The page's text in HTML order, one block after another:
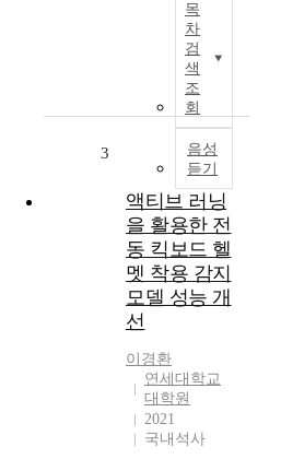
목
차
검
색
조
회
음성
듣기
소
3
액티브 러닝
을 활용한 전
동 킥보드 헬
멧 착용 감지
모델 성능 개
선
이경환
연세대학교
대학원
2021
국내석사